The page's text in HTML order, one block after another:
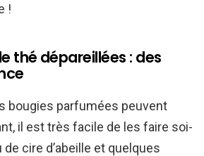
!
thé dépareillées : des
bougies parfumées peuvent
il est très facile de les faire soi-
cire d’abeille et quelques